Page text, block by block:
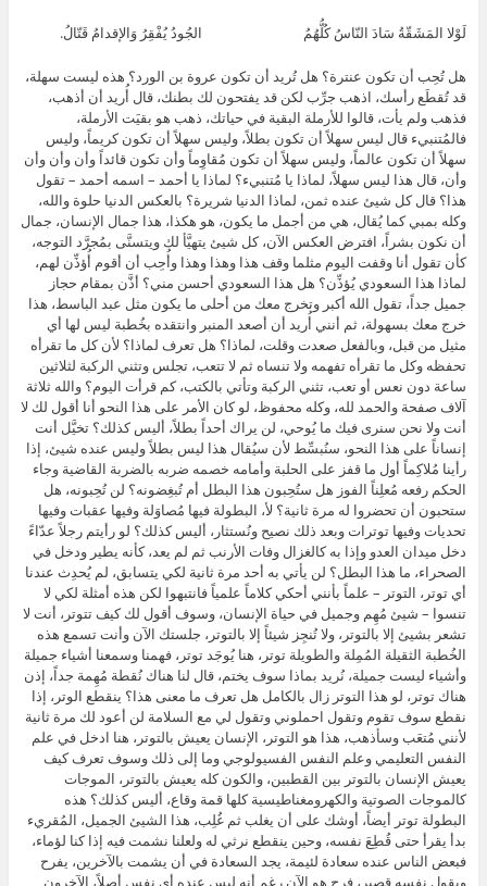
لَوْلا المَشَقّةُ سَادَ النّاسُ كُلُّهُمُ الجُودُ يُفْقِرُ وَالإقدامُ قَتّالُ.
هل تُحِب أن تكون عنترة؟ هل تُريد أن تكون عروة بن الورد؟ هذه ليست سهلة،
قد تُقطَع رأسك، اذهب جرِّب لكن قد يفتحون لك بطنك، قال أُريد أن أذهب،
فذهب ولم يأت، قالوا للأرملة البقية في حياتك، ذهب هو بقيَت الأرملة،
فالمُتنبيء قال ليس سهلاً أن تكون بطلاً، وليس سهلاً أن تكون كريماً، وليس
سهلاً أن تكون عالماً، وليس سهلاً أن تكون مُقاوِماً وأن تكون قائداً وأن وأن وأن
وأن، قال هذا ليس سهلاً، لماذا يا مُتنبيء؟ لماذا يا أحمد – اسمه أحمد – تقول
هذا؟ قال كل شيئ عنده ثمن، لماذا الدنيا شريرة؟ بالعكس الدنيا حلوة والله،
وكله بمبي كما يُقال، هي من أجمل ما يكون، هو هكذا، هذا جمال الإنسان، جمال
أن نكون بشراً، افترض العكس الآن، كل شيئ يتهيَّأ لك ويتسنَّى بمُجرَّد التوجه،
كأن تقول أنا وقفت اليوم مثلما وقف هذا وهذا وهذا وأُحِب أن أقوم أُؤذِّن لهم،
لماذا هذا السعودي يُؤذِّن؟ هل هذا السعودي أحسن مني؟ أذَّن بمقام حجاز
جميل جداً، تقول الله أكبر وتخرج معك من أحلى ما يكون مثل عبد الباسط، هذا
خرج معك بسهولة، ثم أنني أُريد أن أصعد المنبر وانتقده بخُطبة ليس لها أي
مثيل من قبل، وبالفعل صعدت وقلت، لماذا؟ هل تعرف لماذا؟ لأن كل ما تقرأه
تحفظه وكل ما تقرأه تفهمه ولا تنساه ثم لا تتعب، تجلس وتثني الركبة لثلاثين
ساعة دون نعس أو تعب، تثني الركبة وتأتي بالكتب، كم قرأت اليوم؟ والله ثلاثة
آلاف صفحة والحمد لله، وكله محفوظ، لو كان الأمر على هذا النحو أنا أقول لك لا
أنت ولا نحن سنرى فيك ما يُوحي، لن يراك أحداً بطلاً، أليس كذلك؟ تخيَّل أنت
إنساناً على هذا النحو، سنُبسِّط لأن سيُقال هذا ليس بطلاً وليس عنده شيئ، إذا
رأينا مُلاكِماً أول ما قفز على الحلبة وأمامه خصمه ضربه بالضربة القاضية وجاء
الحكم رفعه مُعلِناً الفوز هل ستُحِبون هذا البطل أم تُبغِضونه؟ لن تُحِبونه، هل
ستحبون أن تحضروا له مرة ثانية؟ لأ، البطولة فيها مُصاوَلة وفيها عقبات وفيها
تحديات وفيها توترات وبعد ذلك نصيح ونُستثار، أليس كذلك؟ لو رأيتم رجلاً عدّاءً
دخل ميدان العدو وإذا به كالغزال وفات الأرنب ثم لم يعد، كأنه يطير ودخل في
الصحراء، ما هذا البطل؟ لن يأتي به أحد مرة ثانية لكي يتسابق، لم يُحدِث عندنا
أي توتر، التوتر – علماً بأنني أحكي كلاماً علمياً فانتبهوا لكن هذه أمثلة لكي لا
تنسوا – شيئ مُهِم وجميل في حياة الإنسان، وسوف أقول لك كيف تتوتر، أنت لا
تشعر بشيئ إلا بالتوتر، ولا تُنجِز شيئاً إلا بالتوتر، جلستك الآن وأنت تسمع هذه
الخُطبة الثقيلة المُمِلة والطويلة توتر، هنا يُوجَد توتر، فهمنا وسمعنا أشياء جميلة
وأشياء ليست جميلة، نُريد بماذا سوف يختم، قال لنا هناك نُقطة مُهِمة جداً، إذن
هناك توتر، لو هذا التوتر زال بالكامل هل تعرف ما معنى هذا؟ ينقطع الوتر، إذا
نقطع سوف تقوم وتقول احملوني وتقول لي مع السلامة لن أعود لك مرة ثانية
لأنني مُتعَب وسأذهب، هذا هو التوتر، الإنسان يعيش بالتوتر، هنا ادخل في علم
النفس التعليمي وعلم النفس الفسيولوجي وما إلى ذلك وسوف تعرف كيف
يعيش الإنسان بالتوتر بين القطبين، والكون كله يعيش بالتوتر، الموجات
كالموجات الصوتية والكهرومغناطيسية كلها قمة وقاع، أليس كذلك؟ هذه
البطولة توتر أيضاً، أوشك على أن يغلب ثم غُلِب، هذا الشيئ الجميل، المُقريء
بدأ يقرأ حتى قُطِعَ نفسه، وحين ينقطع نرثي له ولعلنا نشمت فيه إذا كنا لؤماء،
فبعض الناس عنده سعادة لئيمة، يجد السعادة في أن يشمت بالآخرين، يفرح
ويقول نفسه قصير، فرح هو الآن رغم أنه ليس عنده أي نفس أصلاً، الآخرون